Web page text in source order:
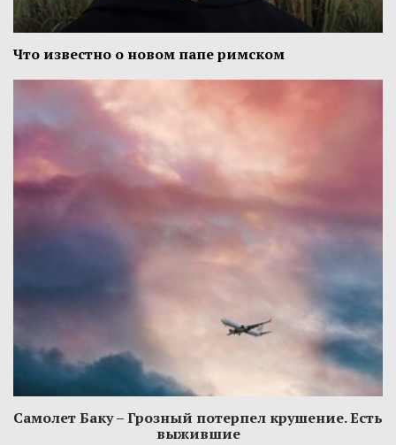
Что известно о новом папе римском
Самолет Баку – Грозный потерпел крушение. Есть
выжившие